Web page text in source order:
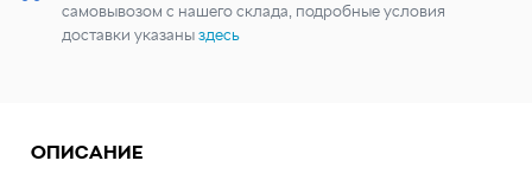
самовывозом с нашего склада, подробные условия
доставки указаныздесь
ОПИСАНИЕ